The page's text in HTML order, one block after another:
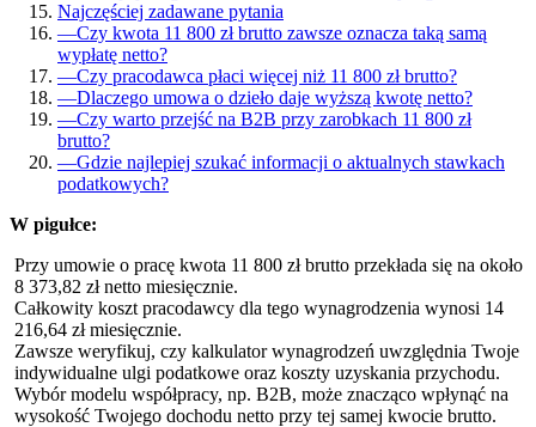
Najczęściej zadawane pytania
—Czy kwota 11 800 zł brutto zawsze oznacza taką samą
wypłatę netto?
—Czy pracodawca płaci więcej niż 11 800 zł brutto?
—Dlaczego umowa o dzieło daje wyższą kwotę netto?
—Czy warto przejść na B2B przy zarobkach 11 800 zł
brutto?
—Gdzie najlepiej szukać informacji o aktualnych stawkach
podatkowych?
W pigułce:
Przy umowie o pracę kwota 11 800 zł brutto przekłada się na około
8 373,82 zł netto miesięcznie.
Całkowity koszt pracodawcy dla tego wynagrodzenia wynosi 14
216,64 zł miesięcznie.
Zawsze weryfikuj, czy kalkulator wynagrodzeń uwzględnia Twoje
indywidualne ulgi podatkowe oraz koszty uzyskania przychodu.
Wybór modelu współpracy, np. B2B, może znacząco wpłynąć na
wysokość Twojego dochodu netto przy tej samej kwocie brutto.